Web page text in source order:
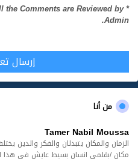
the Comments are Reviewed by
Admin.
إرسال
من أنا
Tamer Nabil Moussa
الزمان والمكان يتبدلان والفكر والدين
مكان /بقلمى انسان بسيط عايش فى هذا